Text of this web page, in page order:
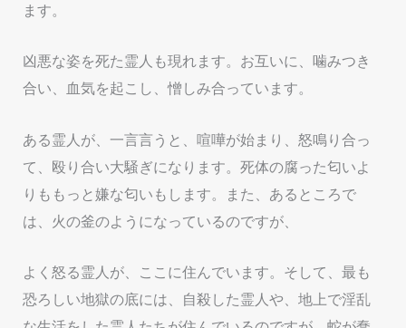
ます。
凶悪な姿を死た霊人も現れます。お互いに、噛みつき
合い、血気を起こし、憎しみ合っています。
ある霊人が、一言言うと、喧嘩が始まり、怒鳴り合っ
て、殴り合い大騒ぎになります。死体の腐った匂いよ
りももっと嫌な匂いもします。また、あるところで
は、火の釜のようになっているのですが、
よく怒る霊人が、ここに住んでいます。そして、最も
恐ろしい地獄の底には、自殺した霊人や、地上で淫乱